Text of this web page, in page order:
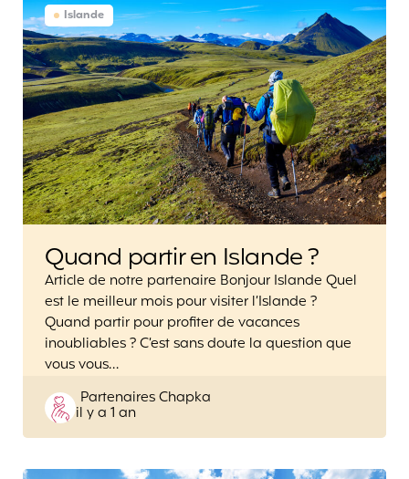
Islande
Quand partir en Islande ?
Article de notre partenaire Bonjour Islande Quel
est le meilleur mois pour visiter l’Islande ?
Quand partir pour profiter de vacances
inoubliables ? C’est sans doute la question que
vous vous…
Posted
by
Partenaires Chapka
il y a 1 an